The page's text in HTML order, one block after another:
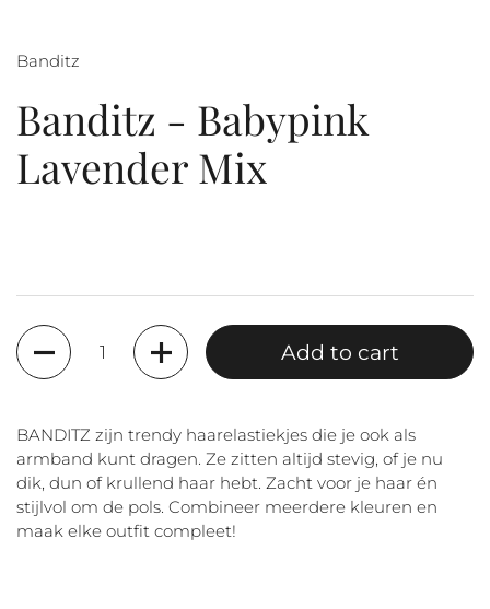
Banditz
Banditz - Babypink
Lavender Mix
Quantity
Add to cart
BANDITZ zijn trendy haarelastiekjes die je ook als
armband kunt dragen. Ze zitten altijd stevig, of je nu
dik, dun of krullend haar hebt. Zacht voor je haar én
stijlvol om de pols. Combineer meerdere kleuren en
maak elke outfit compleet!